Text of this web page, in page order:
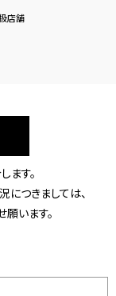
店舗
ます。
につきましては、
います。